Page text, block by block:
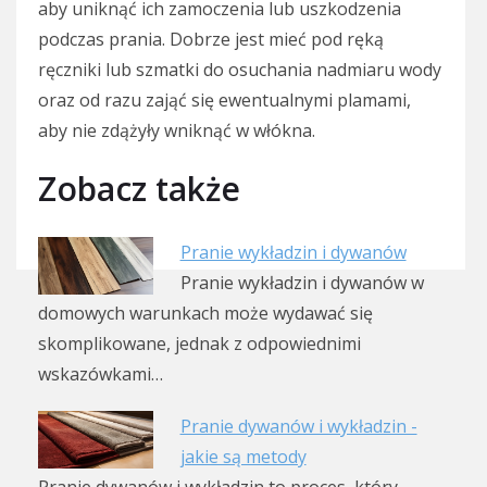
aby uniknąć ich zamoczenia lub uszkodzenia
podczas prania. Dobrze jest mieć pod ręką
ręczniki lub szmatki do osuchania nadmiaru wody
oraz od razu zająć się ewentualnymi plamami,
aby nie zdążyły wniknąć w włókna.
Zobacz także
Pranie wykładzin i dywanów
Pranie wykładzin i dywanów w
domowych warunkach może wydawać się
skomplikowane, jednak z odpowiednimi
wskazówkami…
Pranie dywanów i wykładzin -
jakie są metody